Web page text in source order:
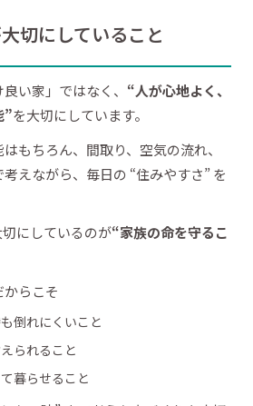
切にしていること
い家」ではなく、 “人が心地よく、
”を大切にしています。
もちろん、間取り、空気の流れ、
えながら、毎日の “住みやすさ” を
にしているのが“家族の命を守るこ
らこそ
倒れにくいこと
られること
暮らせること